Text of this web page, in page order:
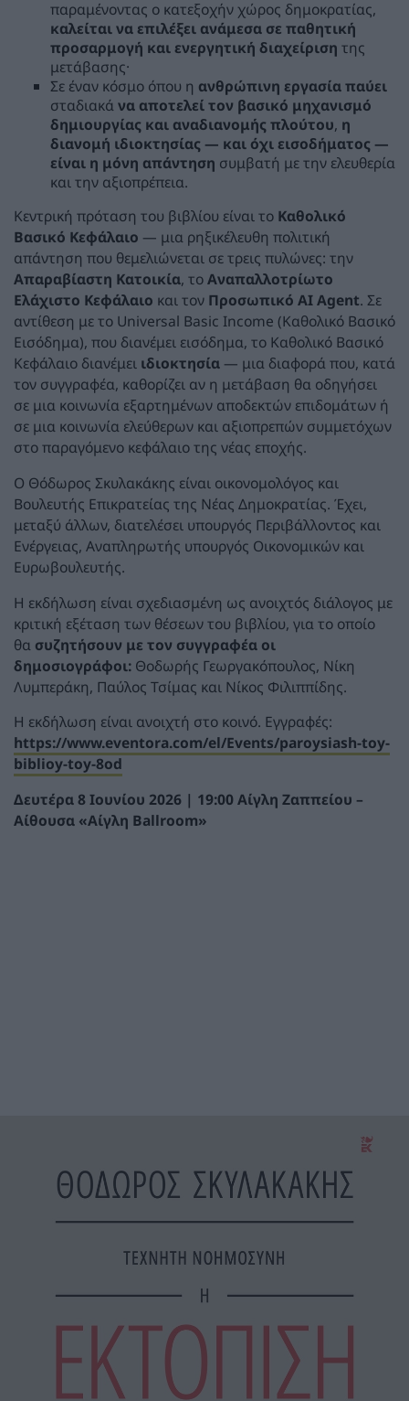
παραμένοντας ο κατεξοχήν χώρος δημοκρατίας,
καλείται να επιλέξει ανάμεσα σε παθητική
προσαρμογή και ενεργητική διαχείριση της
μετάβασης·
Σε έναν κόσμο όπου η ανθρώπινη εργασία παύει
σταδιακάνα αποτελεί τον βασικό μηχανισμό
δημιουργίας και αναδιανομής πλούτου, η
διανομή ιδιοκτησίας — και όχι εισοδήματος —
είναι η μόνη απάντηση συμβατή με την ελευθερία
και την αξιοπρέπεια.
Κεντρική πρόταση του βιβλίου είναι το Καθολικό
Βασικό Κεφάλαιο — μια ρηξικέλευθη πολιτική
απάντηση που θεμελιώνεται σε τρεις πυλώνες: την
Απαραβίαστη Κατοικία, τοΑναπαλλοτρίωτο
Ελάχιστο Κεφάλαιο και τον Προσωπικό AIAgent. Σε
αντίθεση με το Universal Basic Income (Καθολικό Βασικό
Εισόδημα), που διανέμει εισόδημα, το Καθολικό Βασικό
Κεφάλαιο διανέμει ιδιοκτησία — μια διαφορά που, κατά
τον συγγραφέα, καθορίζει αν η μετάβαση θα οδηγήσει
σε μια κοινωνία εξαρτημένων αποδεκτών επιδομάτων ή
σε μια κοινωνία ελεύθερων και αξιοπρεπών συμμετόχων
στο παραγόμενο κεφάλαιο της νέας εποχής.
Ο Θόδωρος Σκυλακάκης είναι οικονομολόγος και
Βουλευτής Επικρατείας της Νέας Δημοκρατίας. Έχει,
μεταξύ άλλων, διατελέσει υπουργός Περιβάλλοντος και
Ενέργειας, Αναπληρωτής υπουργός Οικονομικών και
Ευρωβουλευτής.
Η εκδήλωση είναι σχεδιασμένη ως ανοιχτός διάλογος με
κριτική εξέταση των θέσεων του βιβλίου, για το οποίο
θα συζητήσουν με τον συγγραφέα οι
δημοσιογράφοι: Θοδωρής Γεωργακόπουλος, Νίκη
Λυμπεράκη, Παύλος Τσίμας και Νίκος Φιλιππίδης.
Η εκδήλωση είναι ανοιχτή στο κοινό. Εγγραφές:
https://www.eventora.com/el/Events/paroysiash-toy-
biblioy-toy-8od
Δευτέρα 8 Ιουνίου 2026 | 19:00 Αίγλη Ζαππείου –
Αίθουσα «Αίγλη Ballroom»